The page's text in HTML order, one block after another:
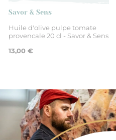
Savor & Sens
Huile d'olive pulpe tomate
provencale 20 cl - Savor & Sens
13,00 €